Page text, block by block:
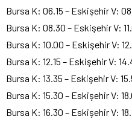
Bursa K: 06.15 – Eskişehir V:
Bursa K: 08.30 – Eskişehir V:
Bursa K: 10.00 – Eskişehir V:
Bursa K: 12.15 – Eskişehir V:
Bursa K: 13.35 – Eskişehir V:
Bursa K: 15.30 – Eskişehir V:
Bursa K: 16.30 – Eskişehir V: